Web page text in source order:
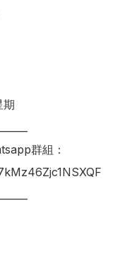
期
群組：